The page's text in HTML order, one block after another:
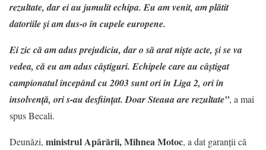
rezultate, dar ei au jumulit echipa. Eu am venit, am plătit
datoriile și am dus-o în cupele europene.
Ei zic că am adus prejudiciu, dar o să arat niște acte, și se va
vedea, că eu am adus câștiguri. Echipele care au câștigat
campionatul începând cu 2003 sunt ori în Liga 2, ori în
insolvență, ori s-au desființat. Doar Steaua are rezultate”, a mai
spus Becali.
Deunăzi, ministrul Apărării, Mihnea Motoc, a dat garanţii că